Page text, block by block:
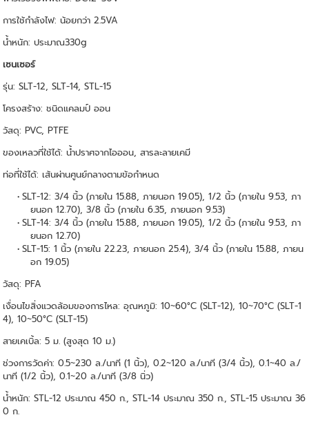
การใช้กําลังไฟ: น้อยกว่า 2.5VA
นํ้าหนัก: ประมาณ330g
เซนเซอร์
รุ่น: SLT-12, SLT-14, STL-15
โครงสร้าง: ชนิดแคลมป์ ออน
วัสดุ: PVC, PTFE
ของเหลวที่ใช้ได้: นํ้าปราศจากไอออน, สารละลายเคมี
ท่อที่ใช้ได้: เส้นผ่านศูนย์กลางตามข้อกําหนด
SLT-12: 3/4 นิ้ว (ภายใน 15.88, ภายนอก 19.05), 1/2 นิ้ว (ภายใน 9.53, ภา
ยนอก 12.70), 3/8 นิ้ว (ภายใน 6.35, ภายนอก 9.53)
SLT-14: 3/4 นิ้ว (ภายใน 15.88, ภายนอก 19.05), 1/2 นิ้ว (ภายใน 9.53, ภา
ยนอก 12.70)
SLT-15: 1 นิ้ว (ภายใน 22.23, ภายนอก 25.4), 3/4 นิ้ว (ภายใน 15.88, ภายน
อก 19.05)
วัสดุ: PFA
เงื่อนไขสิ่งแวดล้อมของการไหล: อุณหภูมิ: 10~60°C (SLT-12), 10~70°C (SLT-1
4), 10~50°C (SLT-15)
สายเคเบิ้ล: 5 ม. (สูงสุด 10 ม.)
ช่วงการวัดค่า: 0.5~230 ล./นาที (1 นิ้ว), 0.2~120 ล./นาที (3/4 นิ้ว), 0.1~40 ล./
นาที (1/2 นิ้ว), 0.1~20 ล./นาที (3/8 นิ่ว)
นํ้าหนัก: STL-12 ประมาณ 450 ก., STL-14 ประมาณ 350 ก., STL-15 ประมาณ 36
0 ก.